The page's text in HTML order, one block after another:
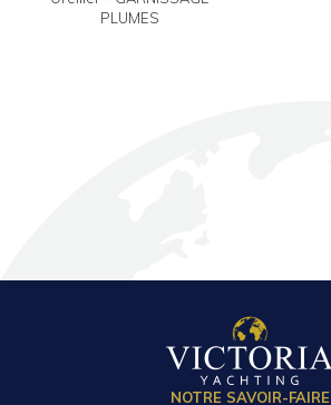
PLUMES
NOTRE SAVOIR-FAIRE